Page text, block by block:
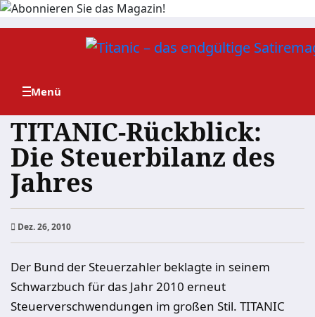
Zum
TITANIC-Rückblick:
Die Steuerbilanz des
Jahres
Dez. 26, 2010
Der Bund der Steuerzahler beklagte in seinem
Schwarzbuch für das Jahr 2010 erneut
Steuerverschwendungen im großen Stil. TITANIC